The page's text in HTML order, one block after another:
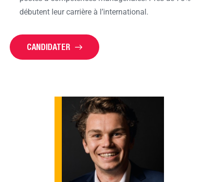
débutent leur carrière à l’international.
CANDIDATER